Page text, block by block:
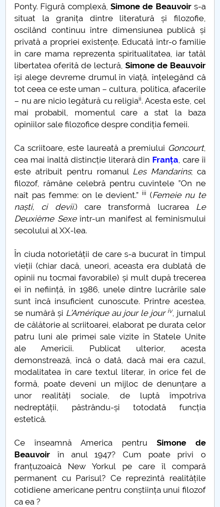
MENIU CANTINA
O NOUĂ REALITATE
Lectura
Studiu epidemiologic
Statistica si modelare
Hristos este același
Sfintele Paști 2020
Sedentarism
Criza economică
Derogarea României de la CEDO
Educația online
Când „a fost odată” devine „se-ntâmplă acum”
Transporturile
„Ciuma Antonină”
Ciuma lui Justinian
Epidemia de la Atena
Ciuma din vremea lui Caragea Vodă
Nevoia de coeziune a UE
Economia României în 2020
10 Mai 1866
Ponty. Figură complexă, Simone de Beauvoirs-a
situat la granița dintre literatură și filozofie,
oscilând continuu între dimensiunea publică și
privată a propriei existențe. Educată într-o familie
în care mama reprezenta spiritualitatea, iar tatăl
libertatea oferită de lectură, Simone de Beauvoir
își alege devreme drumul în viață, înțelegând că
tot ceea ce este uman – cultura, politica, afacerile
– nu are nicio legătură cu religiaii. Acesta este, cel
mai probabil, momentul care a stat la baza
opiniilor sale filozofice despre condiția femeii.
Ca scriitoare, este laureată a premiului Goncourt,
cea mai înaltă distincție literară din Franța, care îi
este atribuit pentru romanul Les Mandarins; ca
filozof, rămâne celebră pentru cuvintele ”On ne
naît pas femme: on le devient.” iii (Femeie nu te
naști, ci devii.) care transformă lucrarea Le
Deuxième Sexeîntr-un manifest al feminismului
secolului al XX-lea.
În ciuda notorietății de care s-a bucurat în timpul
vieții (chiar dacă, uneori, aceasta era dublată de
opinii nu tocmai favorabile) și mult după trecerea
ei în neființă, în 1986, unele dintre lucrările sale
sunt încă insuficient cunoscute. Printre acestea,
se numără și L’Amérique au jour le jour iv, jurnalul
de călătorie al scriitoarei, elaborat pe durata celor
patru luni ale primei sale vizite în Statele Unite
ale Americii. Publicat ulterior, acesta
demonstrează, încă o dată, dacă mai era cazul,
modalitatea în care textul literar, în orice fel de
formă, poate deveni un mijloc de denunțare a
unor realități sociale, de luptă împotriva
nedreptății, păstrându-și totodată funcția
estetică.
Ce înseamnă America pentru Simone de
Beauvoir în anul 1947? Cum poate privi o
franțuzoaică New Yorkul pe care îl compară
permanent cu Parisul? Ce reprezintă realitățile
cotidiene americane pentru conștiința unui filozof
ca ea ?